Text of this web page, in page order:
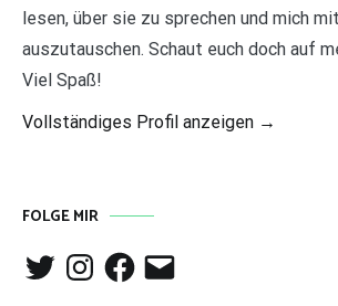
lesen, über sie zu sprechen und mich
auszutauschen. Schaut euch doch auf
Viel Spaß!
Vollständiges Profil anzeigen →
FOLGE MIR
TwitterInstagramFacebook
E-
Mail